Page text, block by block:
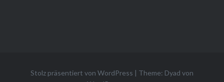
Stolz präsentiert von WordPress | Theme: Dyad von